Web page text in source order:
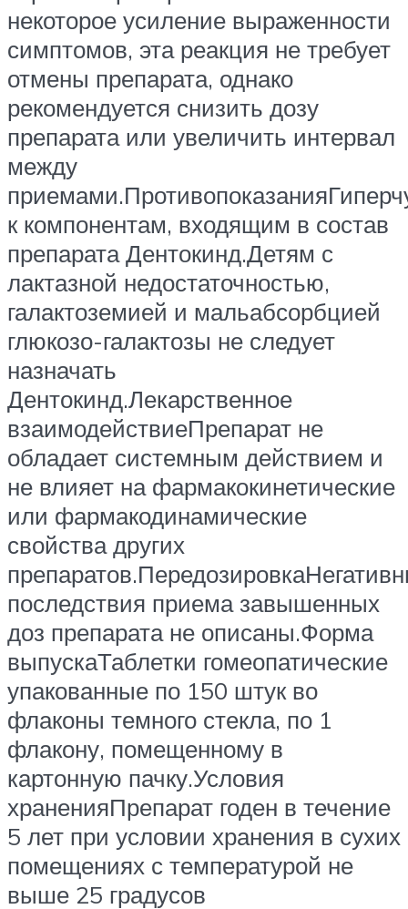
некоторое усиление выраженности
симптомов, эта реакция не требует
отмены препарата, однако
рекомендуется снизить дозу
препарата или увеличить интервал
между
к компонентам, входящим в состав
препарата Дентокинд.Детям с
лактазной недостаточностью,
галактоземией и мальабсорбцией
глюкозо-галактозы не следует
назначать
Дентокинд.Лекарственное
взаимодействиеПрепарат не
обладает системным действием и
не влияет на фармакокинетические
или фармакодинамические
свойства других
последствия приема завышенных
доз препарата не описаны.Форма
выпускаТаблетки гомеопатические
упакованные по 150 штук во
флаконы темного стекла, по 1
флакону, помещенному в
картонную пачку.Условия
храненияПрепарат годен в течение
5 лет при условии хранения в сухих
помещениях с температурой не
выше 25 градусов